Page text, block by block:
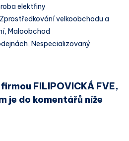
elektřiny
Zprostředkování velkoobchodu a
Maloobchod
Nespecializovaný
FILIPOVICKÁ FVE,
je do komentářů níže